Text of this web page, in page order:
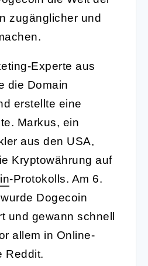
zugänglicher und
Experte aus
die Domain
erstellte eine
Markus, ein
aus den USA,
Kryptowährung auf
-Protokolls. Am 6.
Dogecoin
und gewann schnell
allem in Online-
Reddit.